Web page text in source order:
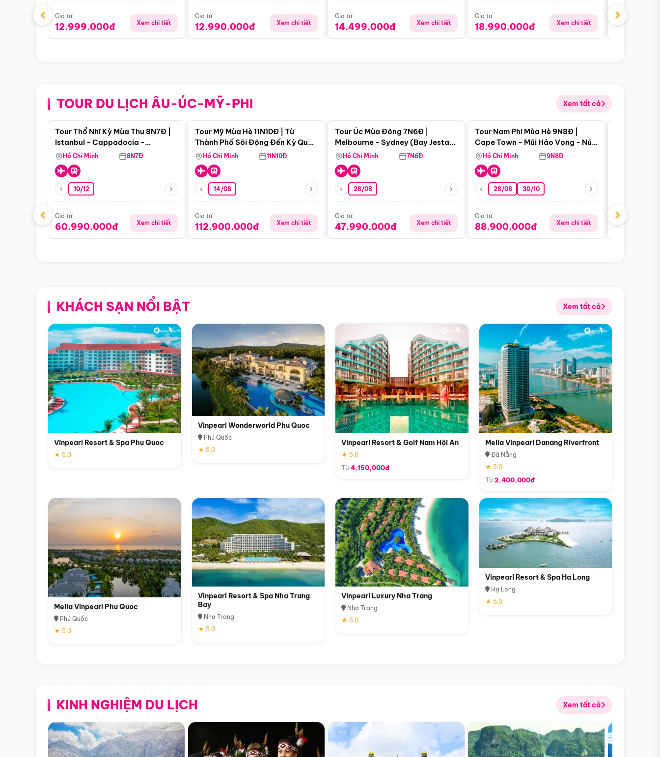
Giá từ:
12.999.000đ Xem chi tiết
Giá từ:
12.990.000đ Xem chi tiết
Giá từ:
14.499.000đ Xem chi tiết
Giá từ:
18.990.000đ Xem chi tiết
Giá từ:
‹ ›
TOUR DU LỊCH ÂU-ÚC-MỸ-PHI Xem tất cả
Điểm nổi bật
Tour Thổ Nhĩ Kỳ Mùa Thu 8N7Đ |
Istanbul - Cappadocia -
Pamukkale
Hồ Chí Minh 8N7Đ
10/12
Giá từ:
60.990.000đ Xem chi tiết
Tour Mỹ Mùa Hè 11N10Đ | Từ
Thành Phố Sôi Động Đến Kỳ Quan
Thiên Nhiên Mỹ
Hồ Chí Minh 11N10Đ
14/08
Giá từ:
112.900.000đ Xem chi tiết
Tour Úc Mùa Đông 7N6Đ |
Melbourne - Sydney (Bay Jestar
Airways)
Hồ Chí Minh 7N6Đ
28/08
Giá từ:
47.990.000đ Xem chi tiết
Điểm nổi bật
Tour Nam Phi Mùa Hè 9N8Đ |
Cape Town - Mũi Hảo Vọng - Núi
Bàn - Johannesburg - Pretoria -
Safari - Lodge
Hồ Chí Minh 9N8Đ
28/08 30/10
Giá từ:
88.900.000đ Xem chi tiết
Giá từ:
‹ ›
KHÁCH SẠN NỔI BẬT Xem tất cả
Vinpearl Resort & Spa Phu Quoc
★ 5.0
Vinpearl Wonderworld Phu Quoc
Phú Quốc
★ 5.0
Vinpearl Resort & Golf Nam Hội An
★ 5.0
Từ4,150,000đ
Melia Vinpearl Danang Riverfront
Đà Nẵng
★ 5.0
Từ2,400,000đ
Melia Vinpearl Phu Quoc
Phú Quốc
★ 5.0
Vinpearl Resort & Spa Nha Trang
Bay
Nha Trang
★ 5.0
Vinpearl Luxury Nha Trang
Nha Trang
★ 5.0
Vinpearl Resort & Spa Ha Long
Hạ Long
★ 5.0
KINH NGHIỆM DU LỊCH Xem tất cả